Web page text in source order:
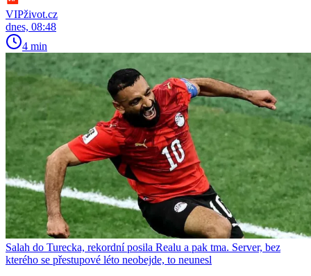
VIPživot.cz
dnes, 08:48
4 min
Salah do Turecka, rekordní posila Realu a pak tma. Server, bez
kterého se přestupové léto neobejde, to neunesl